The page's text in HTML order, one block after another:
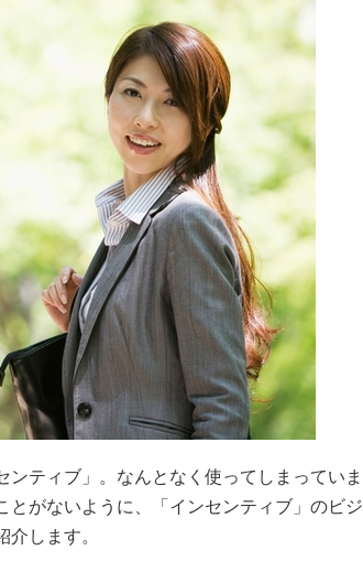
ティブ」。なんとなく使ってしまっていま
がないように、「インセンティブ」のビジ
します。